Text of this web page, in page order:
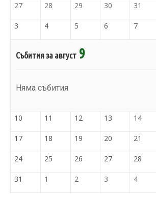
27 28 29 30 31
3 4 5 6 7
Събития за август 9
Няма събития
10 11 12 13 14
17 18 19 20 21
24 25 26 27 28
31 1 2 3 4